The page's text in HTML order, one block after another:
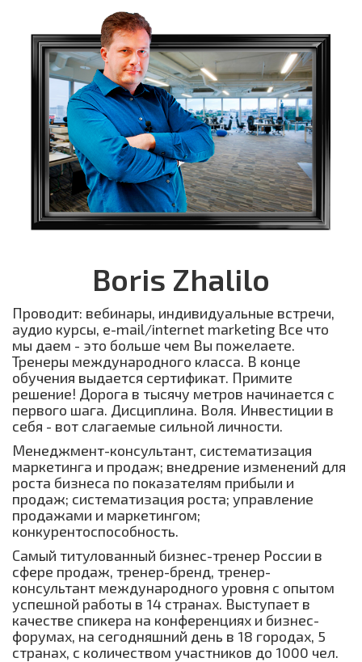
Boris­ Zhalilo
Проводит: вебинары, индивидуальные встречи,
аудио курсы, e-mail/internet marketing Все что
мы даем - это больше чем Вы пожелаете.
Тренеры международного класса. В конце
обучения выдается сертификат. Примите
решение! Дорога в тысячу метров начинается с
первого шага. Дисциплина. Воля. Инвестиции в
себя - вот слагаемые сильной личности.
Менеджмент-консультант, систематизация
маркетинга и продаж; внедрение изменений для
роста бизнеса по показателям прибыли и
продаж; систематизация роста; управление
продажами и маркетингом;
конкурентоспособность.
Самый титулованный бизнес-тренер России в
сфере продаж, тренер-бренд, тренер-
консультант международного уровня с опытом
успешной работы в 14 странах. Выступает в
качестве спикера на конференциях и бизнес-
форумах, на сегодняшний день в 18 городах, 5
странах, с количеством участников до 1000 чел.